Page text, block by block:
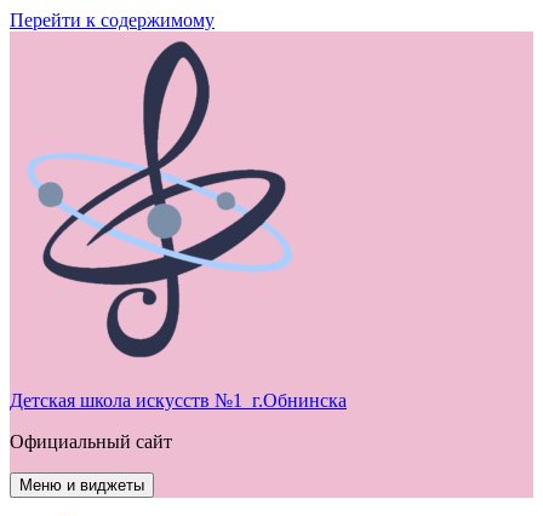
Перейти к содержимому
Детская школа искусств №1 г.Обнинска
Официальный сайт
Меню и виджеты